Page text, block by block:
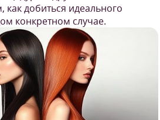
как добиться идеального
конкретном случае.